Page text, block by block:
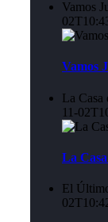
Vamos
Vamos
La Casa
11-
La
El